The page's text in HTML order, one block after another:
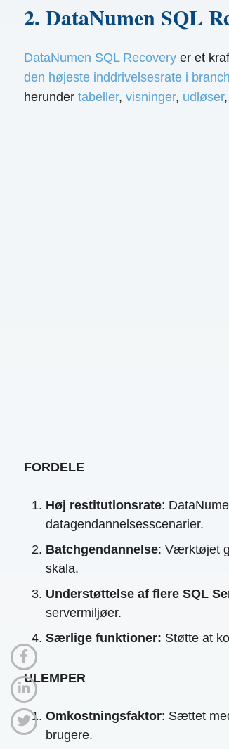
2. DataNumen SQL
DataNumen SQL Recoveryer et
den højeste inddrivelsesrate i
herunder tabeller, visninger, udløser,
FORDELE
Høj restitutionsrate:
datagendannelsesscenarier.
Batchgendannelse: Værktøjet
skala.
Understøttelse af flere SQL
servermiljøer.
Særlige funktioner: Støtte at
ULEMPER
Omkostningsfaktor: Sættet
brugere.